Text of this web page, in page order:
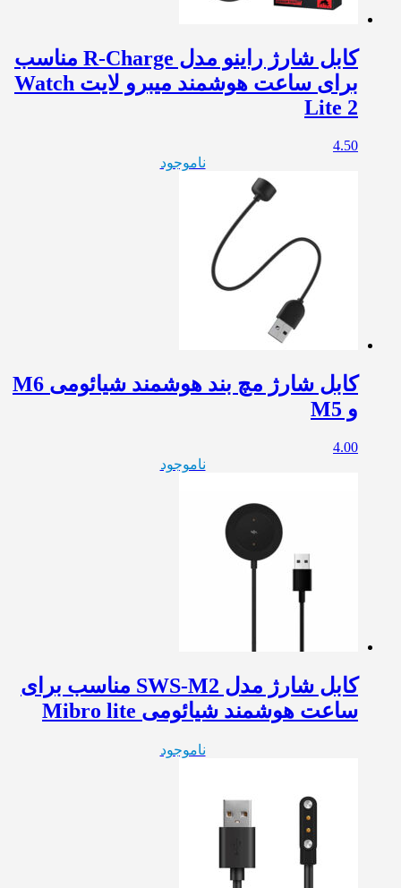
کابل شارژ راینو مدل R-Charge مناسب
برای ساعت هوشمند میبرو لایت Watch
Lite 2
4.50
ناموجود
کابل شارژ مچ بند هوشمند شیائومی M6
و M5
4.00
ناموجود
کابل شارژ مدل SWS-M2 مناسب برای
ساعت هوشمند شیائومی Mibro lite
ناموجود